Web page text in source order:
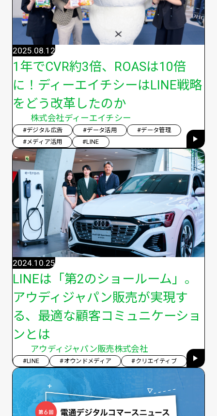
1年でCVR約3倍、ROASは10倍
に！ディーエイチシーはLINE戦略
をどう改革したのか
株式会社ディーエイチシー
2025.08.12
#デジタル広告 #データ活用
#データ管理
#メディア活用
#LINE
LINEは「第2のショールーム」。
アウディジャパン販売が実現す
る、最適な顧客コミュニケーショ
ンとは
アウディジャパン販売株式会社
2024.10.25
#LINE #オウンドメディア #クリエイティブ